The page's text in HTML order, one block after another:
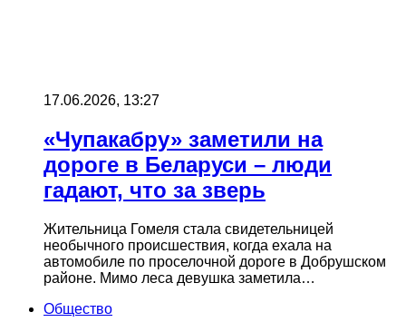
17.06.2026, 13:27
«Чупакабру» заметили на
дороге в Беларуси – люди
гадают, что за зверь
Жительница Гомеля стала свидетельницей
необычного происшествия, когда ехала на
автомобиле по проселочной дороге в Добрушском
районе. Мимо леса девушка заметила…
Общество